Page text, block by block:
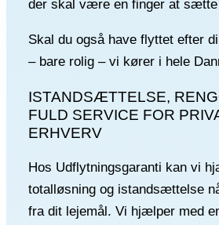
der skal være en finger at sætte
Skal du også have flyttet efter
– bare rolig – vi kører i hele
ISTANDSÆTTELSE,
FULD SERVICE FOR
ERHVERV
Hos Udflytningsgaranti kan vi
totalløsning og istandsættelse
fra dit lejemål. Vi hjælper med